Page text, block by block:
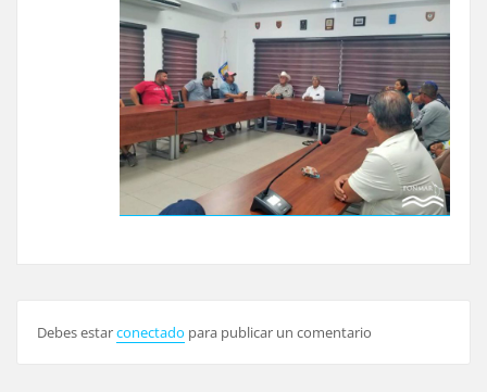
Debes estarconectado para publicar un comentario